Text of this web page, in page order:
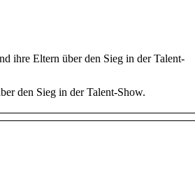
ihre Eltern über den Sieg in der Talent-
den Sieg in der Talent-Show.